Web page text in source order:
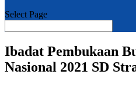
Select Page
Ibadat Pembukaan
Nasional 2021 SD